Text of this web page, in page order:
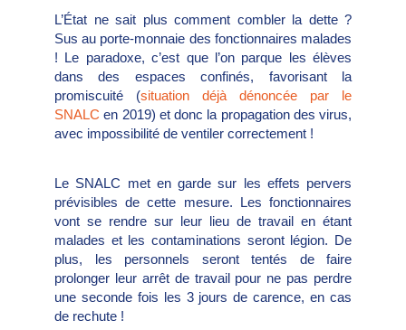
L’État ne sait plus comment combler la dette ?
Sus au porte-monnaie des fonctionnaires malades
! Le paradoxe, c’est que l’on parque les élèves
dans des espaces confinés, favorisant la
promiscuité (situation déjà dénoncée par le
SNALC en 2019) et donc la propagation des virus,
avec impossibilité de ventiler correctement !
Le SNALC met en garde sur les effets pervers
prévisibles de cette mesure. Les fonctionnaires
vont se rendre sur leur lieu de travail en étant
malades et les contaminations seront légion. De
plus, les personnels seront tentés de faire
prolonger leur arrêt de travail pour ne pas perdre
une seconde fois les 3 jours de carence, en cas
de rechute !